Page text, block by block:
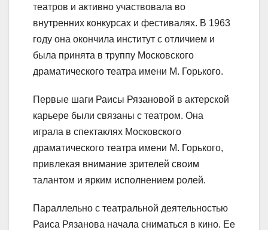
театров и активно участвовала во
внутренних конкурсах и фестивалях. В 1963
году она окончила институт с отличием и
была принята в труппу Московского
драматического театра имени М. Горького.
Первые шаги Раисы Рязановой в актерской
карьере были связаны с театром. Она
играла в спектаклях Московского
драматического театра имени М. Горького,
привлекая внимание зрителей своим
талантом и ярким исполнением ролей.
Параллельно с театральной деятельностью
Раиса Рязанова начала сниматься в кино. Ее